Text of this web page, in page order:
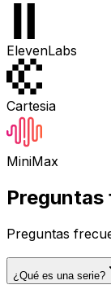
ElevenLabs
Cartesia
MiniMax
Preguntas
¿Qué es una serie?